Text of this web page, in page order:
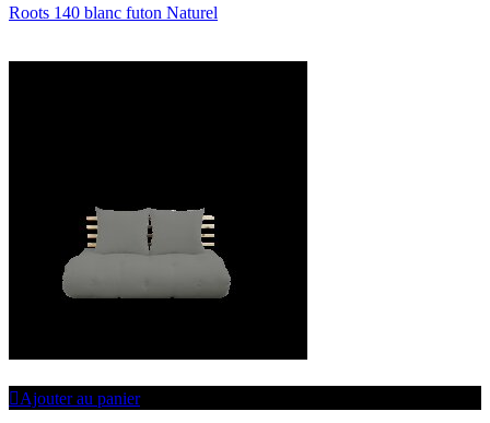
Roots 140 blanc futon Naturel
Ajouter au panier